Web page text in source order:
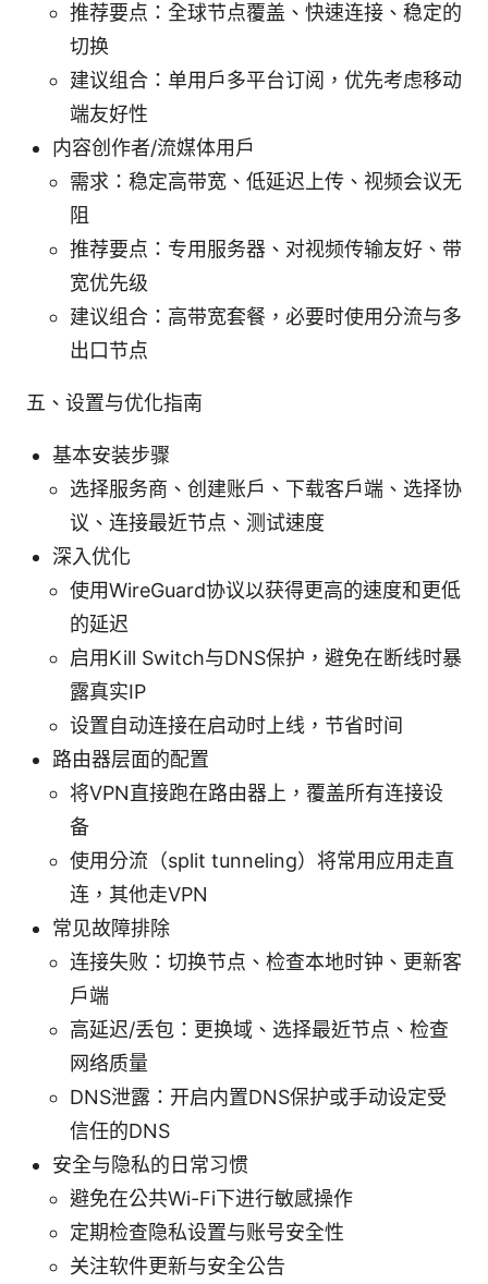
推荐要点：全球节点覆盖、快速连接、稳定的
切换
建议组合：单用户多平台订阅，优先考虑移动
端友好性
内容创作者/流媒体用户
需求：稳定高带宽、低延迟上传、视频会议无
阻
推荐要点：专用服务器、对视频传输友好、带
宽优先级
建议组合：高带宽套餐，必要时使用分流与多
出口节点
五、设置与优化指南
基本安装步骤
选择服务商、创建账户、下载客户端、选择协
议、连接最近节点、测试速度
深入优化
使用WireGuard协议以获得更高的速度和更低
的延迟
启用Kill Switch与DNS保护，避免在断线时暴
露真实IP
设置自动连接在启动时上线，节省时间
路由器层面的配置
将VPN直接跑在路由器上，覆盖所有连接设
备
使用分流（split tunneling）将常用应用走直
连，其他走VPN
常见故障排除
连接失败：切换节点、检查本地时钟、更新客
户端
高延迟/丢包：更换域、选择最近节点、检查
网络质量
DNS泄露：开启内置DNS保护或手动设定受
信任的DNS
安全与隐私的日常习惯
避免在公共Wi-Fi下进行敏感操作
定期检查隐私设置与账号安全性
关注软件更新与安全公告